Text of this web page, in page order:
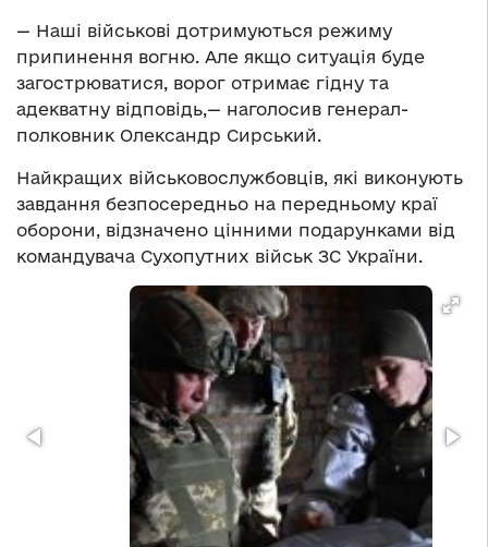
— Наші військові дотримуються режиму
припинення вогню. Але якщо ситуація буде
загострюватися, ворог отримає гідну та
адекватну відповідь,— наголосив генерал-
полковник Олександр Сирський.
Найкращих військовослужбовців, які виконують
завдання безпосередньо на передньому краї
оборони, відзначено цінними подарунками від
командувача Сухопутних військ ЗС України.